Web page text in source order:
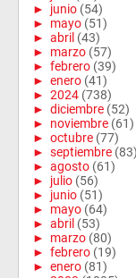
► junio (54)
► mayo (51)
► abril (43)
► marzo (57)
► febrero (39)
► enero (41)
► 2024 (738)
► diciembre (52)
► noviembre (61)
► octubre (77)
► septiembre (83)
► agosto (61)
► julio (56)
► junio (51)
► mayo (64)
► abril (53)
► marzo (80)
► febrero (19)
► enero (81)